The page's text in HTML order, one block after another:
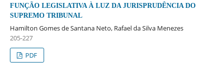
FUNÇÃO LEGISLATIVA À LUZ DA JURISPRUDÊNCIA DO
SUPREMO TRIBUNAL
Hamilton Gomes de Santana Neto, Rafael da Silva Menezes
205-227
PDF